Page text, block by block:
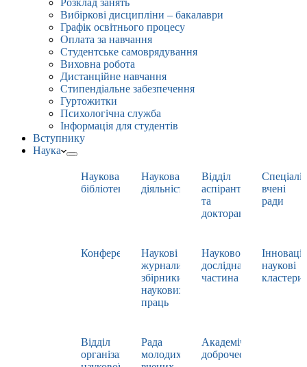
Розклад занять
Вибіркові дисципліни – бакалаври
Графік освітнього процесу
Оплата за навчання
Студентське самоврядування
Виховна робота
Дистанційне навчання
Стипендіальне забезпечення
Гуртожитки
Психологічна служба
Інформація для студентів
Вступнику
Наука
Наукова
бібліотека
Наукова
діяльність
Відділ
аспірантури
та
докторантури
вчені
ради
Конференції
Наукові
журнали,
збірники
наукових
праць
Науково-
дослідна
частина
наукові
кластери
Відділ
організації
Рада
молодих
Академічна
доброчесність